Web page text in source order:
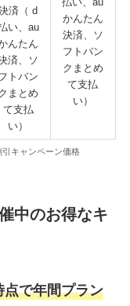
済（ d
い、au
んたん
済、ソ
トバン
まとめ
て支払
い）
かんたん
決済、ソ
フトバン
クまとめ
て支払
い）
キャンペーン価格
中のお得なキ
点で年間プラン